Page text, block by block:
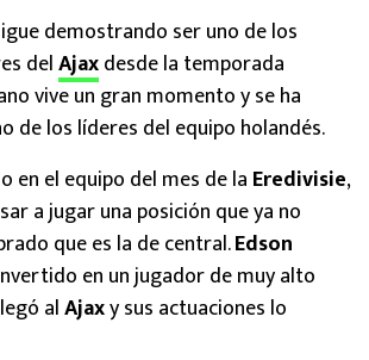
demostrando ser uno de los
delAjaxdesde la temporada
vive un gran momento y se ha
de los líderes del equipo holandés.
en el equipo del mes de la Eredivisie,
a jugar una posición que ya no
que es la de central.Edson
en un jugador de muy alto
alAjaxy sus actuaciones lo